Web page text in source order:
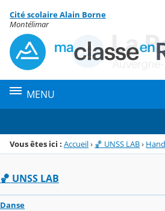
Menu de la rubrique
Contenu
Cité scolaire Alain Borne
Montélimar
MENU
Vous êtes ici : Accueil› 🏀 UNSS LAB›
🏀 UNSS LAB
Danse